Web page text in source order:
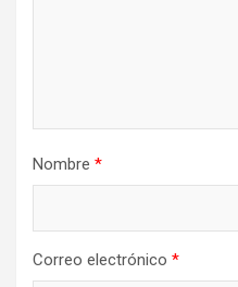
Nombre *
Correo electrónico *